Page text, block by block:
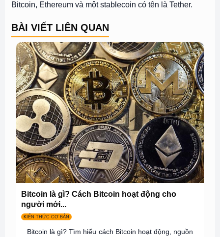
Bitcoin, Ethereum và một stablecoin có tên là Tether.
BÀI VIẾT LIÊN QUAN
Bitcoin là gì? Cách Bitcoin hoạt động cho
người mới...
KIẾN THỨC CƠ BẢN
Bitcoin là gì? Tìm hiểu cách Bitcoin hoạt động, nguồn